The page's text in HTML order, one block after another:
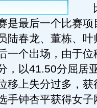
比
是最后一个比赛项
陆春龙、董栋、叶
一个出场，由于位
，以41.50分屈居
移上失分过多，获
手钟杏平获得女子